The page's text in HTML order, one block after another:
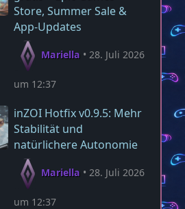
Store, Summer Sale &
App‑Updates
Mariella 28. Juli 2026
um 12:37
inZOI Hotfix v0.9.5: Mehr
Stabilität und
natürlichere Autonomie
Mariella 28. Juli 2026
um 12:37